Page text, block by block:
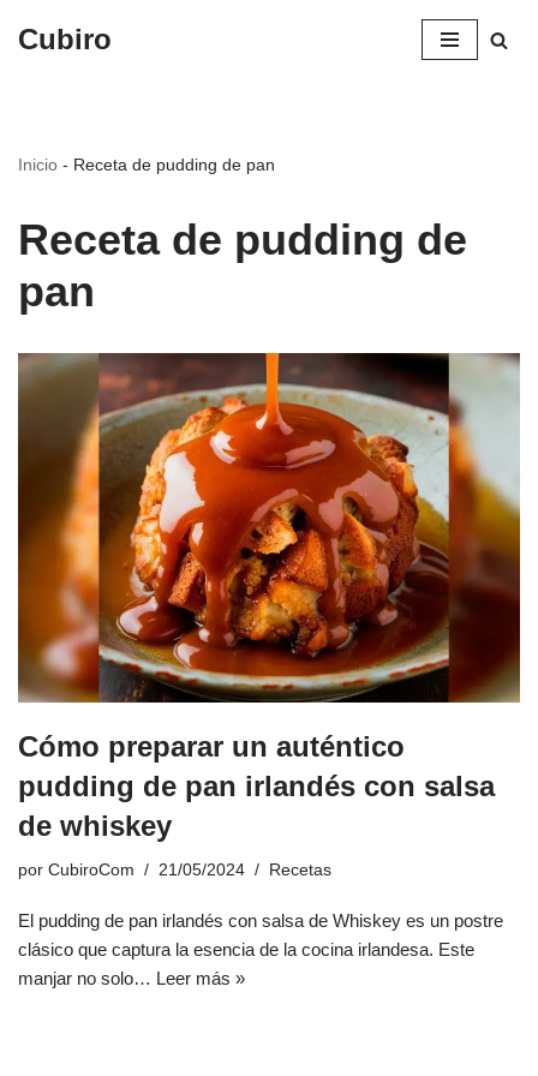
Cubiro
Inicio - Receta de pudding de pan
Receta de pudding de
pan
Cómo preparar un auténtico
pudding de pan irlandés con salsa
de whiskey
por CubiroCom 21/05/2024 Recetas
El pudding de pan irlandés con salsa de Whiskey es un postre
clásico que captura la esencia de la cocina irlandesa. Este
manjar no solo… Leer más »